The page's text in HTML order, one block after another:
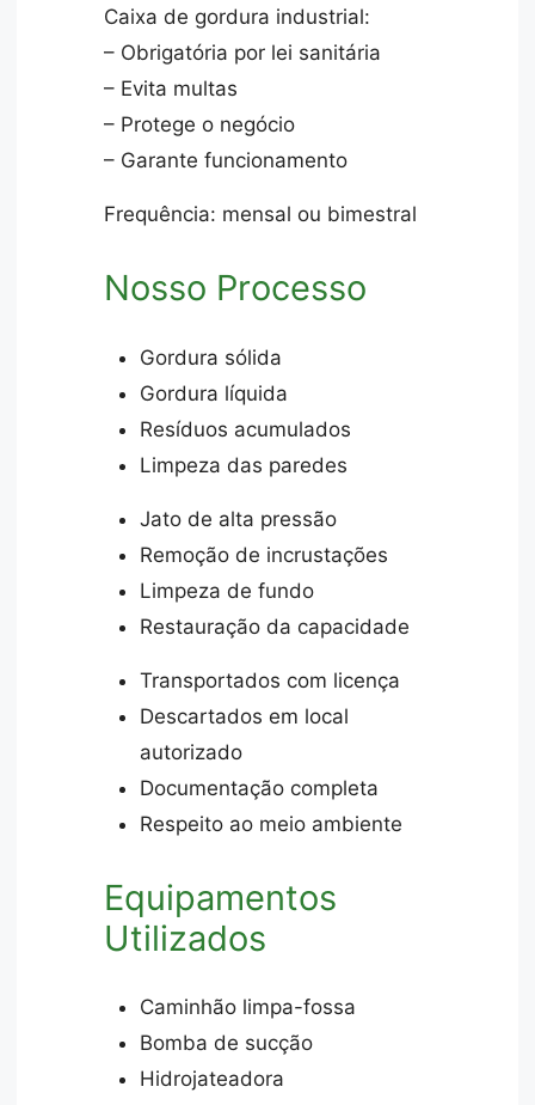
Caixa de gordura industrial:
– Obrigatória por lei sanitária
– Evita multas
– Protege o negócio
– Garante funcionamento
Frequência: mensal ou bimestral
Nosso Processo
Gordura sólida
Gordura líquida
Resíduos acumulados
Limpeza das paredes
Jato de alta pressão
Remoção de incrustações
Limpeza de fundo
Restauração da capacidade
Transportados com licença
Descartados em local
autorizado
Documentação completa
Respeito ao meio ambiente
Equipamentos
Utilizados
Caminhão limpa-fossa
Bomba de sucção
Hidrojateadora